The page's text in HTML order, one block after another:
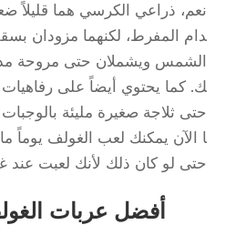
نعم، ذراعي الكرسي هما قليلاً
دام المفرط، لكنهما مزودان
الشمس ويشملان حتى مروحة
ك. كما يحتوي أيضاً على
حتى ثلاجة صغيرة مليئة
ا الآن يمكنك لعب الغولف يوماً
حتى لو كان ذلك لأنك لعبت
أفضل عربات الغولف